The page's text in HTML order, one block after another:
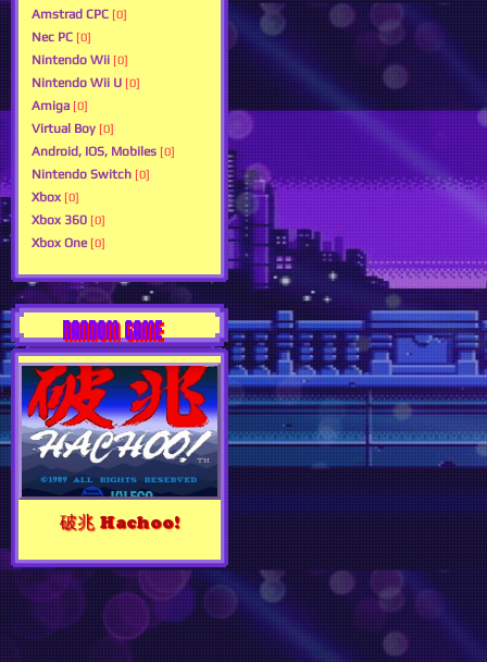
Amstrad CPC [0]
Nec PC [0]
Nintendo Wii [0]
Nintendo Wii U [0]
Amiga [0]
Virtual Boy [0]
Android, IOS, Mobiles [0]
Nintendo Switch [0]
Xbox [0]
Xbox 360 [0]
Xbox One [0]
RANDOM GAME
破兆 Hachoo!